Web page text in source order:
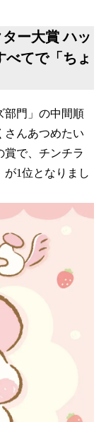
ー大賞 ハッ
べてで「ちょ
門」の中間順
さんあつめたい
賞で、チンチラ
が1位となりまし